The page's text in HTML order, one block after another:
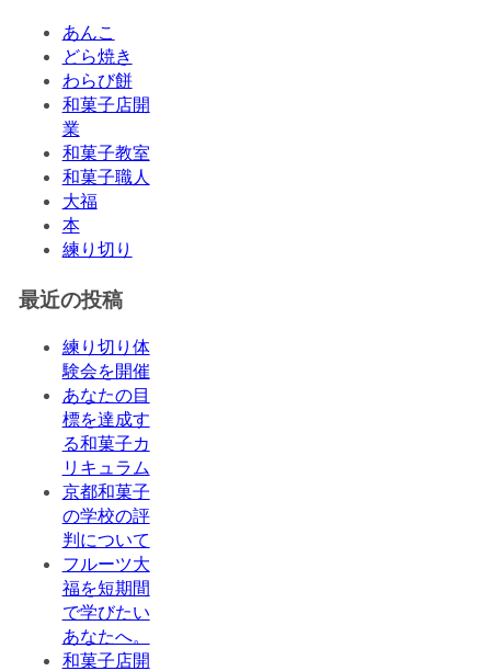
あんこ
どら焼き
わらび餅
和菓子店開
業
和菓子教室
和菓子職人
大福
本
練り切り
最近の投稿
練り切り体
験会を開催
あなたの目
標を達成す
る和菓子カ
リキュラム
京都和菓子
の学校の評
判について
フルーツ大
福を短期間
で学びたい
あなたへ。
和菓子店開